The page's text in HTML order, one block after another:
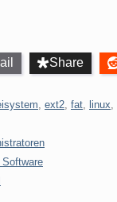
Share
ext2 fat linux